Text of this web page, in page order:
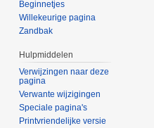
Beginnetjes
Willekeurige pagina
Zandbak
Hulpmiddelen
Verwijzingen naar deze
pagina
Verwante wijzigingen
Speciale pagina's
Printvriendelijke versie